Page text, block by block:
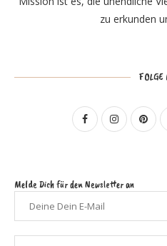
zu erkunden
Melde Dich für den Newsletter an